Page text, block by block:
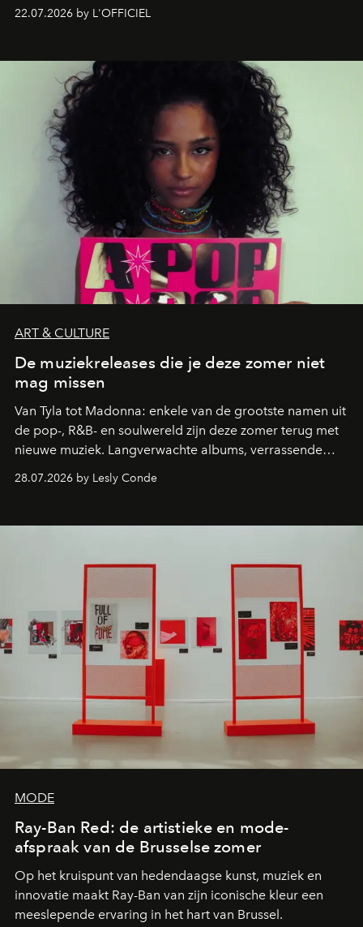
zestig, een Japanse hotspot die na zonsondergang
verandert in een bruisende ontmoetingsplek en de
neerstrijkt in Saint-Tropez. Dit zijn de nieuwe adressen
die deze zomer de toon zetten, van lange lunches tot
zwoele nachten.
22.07.2026 by L'OFFICIEL
ART & CULTURE
De muziekreleases die je deze zomer niet
mag missen
Van Tyla tot Madonna: enkele van de grootste namen uit
de pop-, R&B- en soulwereld zijn deze zomer terug met
nieuwe muziek. Langverwachte albums, verrassende
comebacks en veelbelovende nieuwe projecten: dit zijn
de releases die je niet mag missen.
28.07.2026 by Lesly Conde
MODE
Ray-Ban Red: de artistieke en mode-
afspraak van de Brusselse zomer
Op het kruispunt van hedendaagse kunst, muziek en
innovatie maakt Ray-Ban van zijn iconische kleur een
meeslepende ervaring in het hart van Brussel.